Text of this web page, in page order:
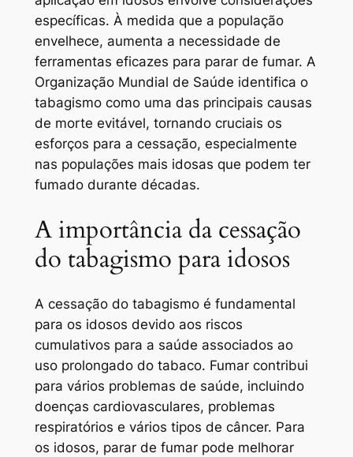
específicas. À medida que a população
envelhece, aumenta a necessidade de
ferramentas eficazes para parar de fumar. A
Organização Mundial de Saúde identifica o
tabagismo como uma das principais causas
de morte evitável, tornando cruciais os
esforços para a cessação, especialmente
nas populações mais idosas que podem ter
fumado durante décadas.
A importância da cessação
do tabagismo para idosos
A cessação do tabagismo é fundamental
para os idosos devido aos riscos
cumulativos para a saúde associados ao
uso prolongado do tabaco. Fumar contribui
para vários problemas de saúde, incluindo
doenças cardiovasculares, problemas
respiratórios e vários tipos de câncer. Para
os idosos, parar de fumar pode melhorar